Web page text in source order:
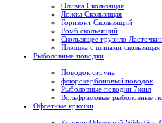
Оливка Скользящая
Ложка Скользящая
Горизонт Скользящий
Ромб скользящий
Скользящее грузило
Плюшка с шипами скользящая
Рыболовные поводки
Поводок струна
флюрокарбоновый поводок
Рыболовные поводки 7жил
Вольфрамовые рыболовные
Офсетные крючки